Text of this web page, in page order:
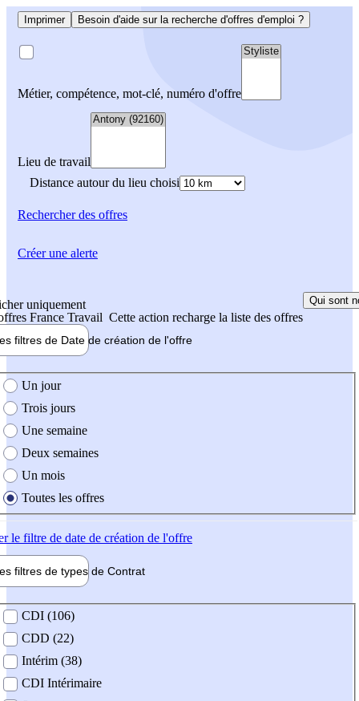
Imprimer Besoin d'aide sur la recherche d'offres d'emploi ?
Métier, compétence, mot-clé, numéro d'offre
Lieu de travail
Distance autour du lieu choisi
Rechercherdes offres
uniquement
France Travail Cette action recharge la liste des offres
Qui sont
filtres de Date de création de l'offre
création de l'offre
Un jour
Trois jours
Une semaine
Deux semaines
Un mois
Toutes les offres
le filtre de date de création de l'offre
filtres de types de Contrat
contrat
CDI (106)
CDD (22)
Intérim (38)
CDI Intérimaire
Créer une alerte